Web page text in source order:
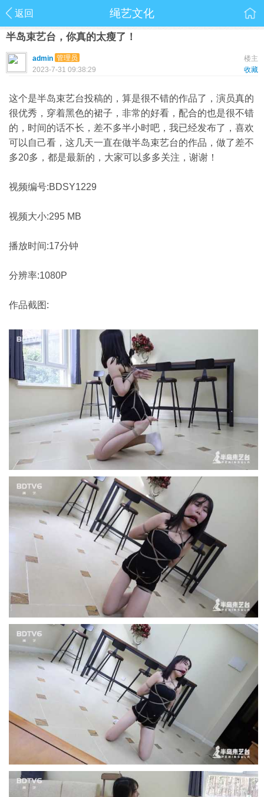
返回 绳艺文化
半岛束艺台，你真的太瘦了！
楼主
admin 管理员
收藏
2023-7-31 09:38:29
这个是半岛束艺台投稿的，算是很不错的作品了，演员真的
很优秀，穿着黑色的裙子，非常的好看，配合的也是很不错
的，时间的话不长，差不多半小时吧，我已经发布了，喜欢
可以自己看，这几天一直在做半岛束艺台的作品，做了差不
多20多，都是最新的，大家可以多多关注，谢谢！
视频编号:BDSY1229
视频大小:295 MB
播放时间:17分钟
分辨率:1080P
作品截图: